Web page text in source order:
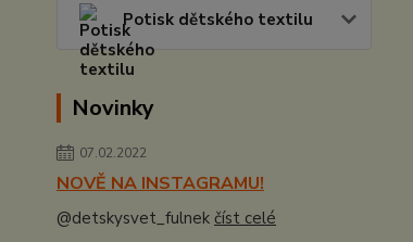
Potisk dětského textilu
Novinky
07.02.2022
NOVĚ NA INSTAGRAMU!
@detskysvet_fulnek číst celé